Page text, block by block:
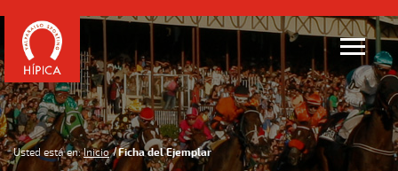
Usted está en: Inicio Ficha del Ejemplar